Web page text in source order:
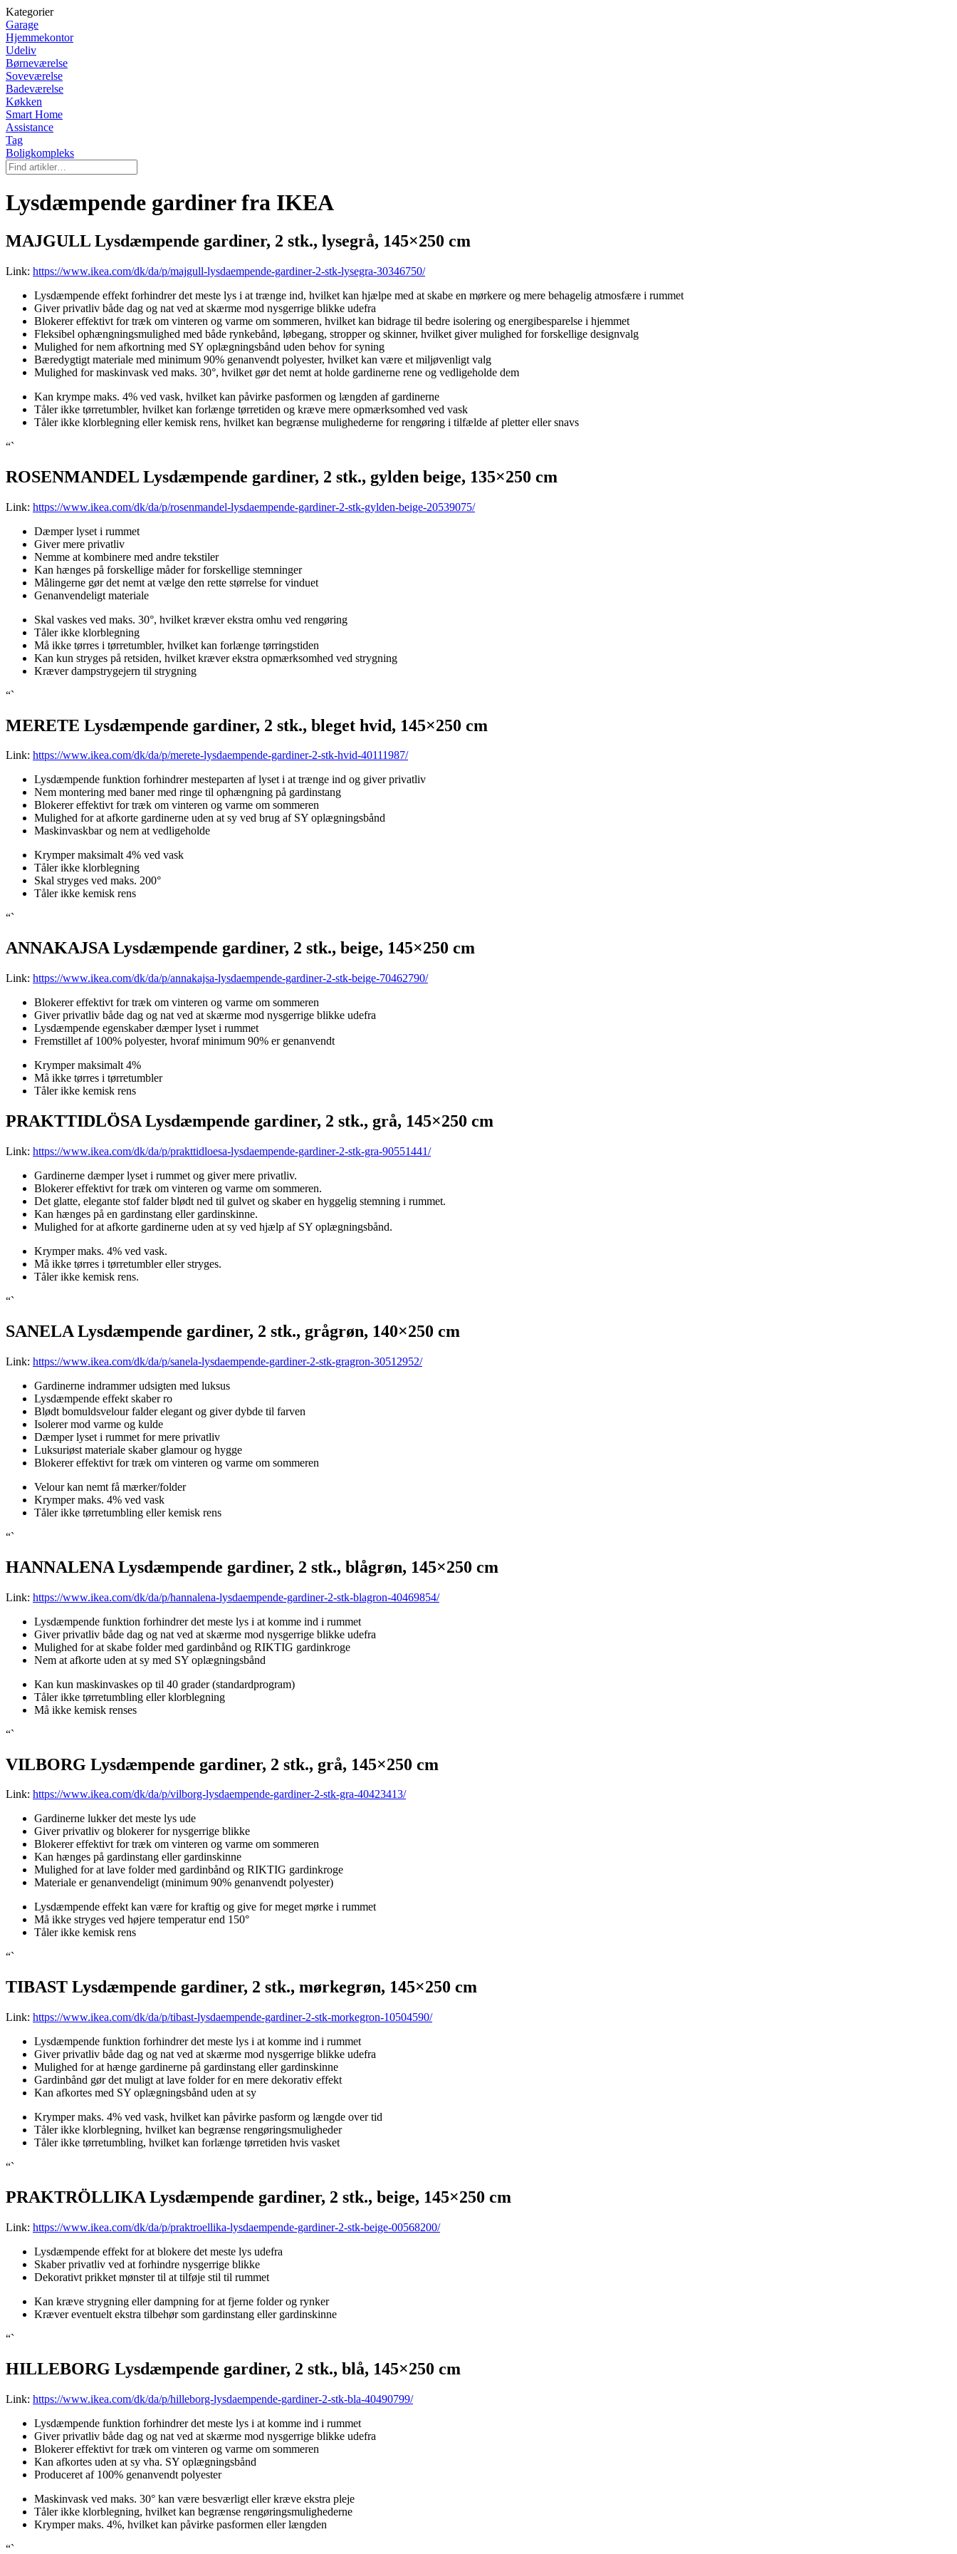
Kategorier
Garage
Hjemmekontor
Udeliv
Børneværelse
Soveværelse
Badeværelse
Køkken
Smart Home
Assistance
Tag
Boligkompleks
Lysdæmpende gardiner fra IKEA
MAJGULL Lysdæmpende gardiner, 2 stk., lysegrå, 145×250 cm
Link: https://www.ikea.com/dk/da/p/majgull-lysdaempende-gardiner-2-stk-lysegra-30346750/
Lysdæmpende effekt forhindrer det meste lys i at trænge ind, hvilket kan hjælpe med at skabe en mørkere og mere behagelig atmosfære i rummet
Giver privatliv både dag og nat ved at skærme mod nysgerrige blikke udefra
Blokerer effektivt for træk om vinteren og varme om sommeren, hvilket kan bidrage til bedre isolering og energibesparelse i hjemmet
Fleksibel ophængningsmulighed med både rynkebånd, løbegang, stropper og skinner, hvilket giver mulighed for forskellige designvalg
Mulighed for nem afkortning med SY oplægningsbånd uden behov for syning
Bæredygtigt materiale med minimum 90% genanvendt polyester, hvilket kan være et miljøvenligt valg
Mulighed for maskinvask ved maks. 30°, hvilket gør det nemt at holde gardinerne rene og vedligeholde dem
Kan krympe maks. 4% ved vask, hvilket kan påvirke pasformen og længden af gardinerne
Tåler ikke tørretumbler, hvilket kan forlænge tørretiden og kræve mere opmærksomhed ved vask
Tåler ikke klorblegning eller kemisk rens, hvilket kan begrænse mulighederne for rengøring i tilfælde af pletter eller snavs
“`
ROSENMANDEL Lysdæmpende gardiner, 2 stk., gylden beige, 135×250 cm
Link: https://www.ikea.com/dk/da/p/rosenmandel-lysdaempende-gardiner-2-stk-gylden-beige-20539075/
Dæmper lyset i rummet
Giver mere privatliv
Nemme at kombinere med andre tekstiler
Kan hænges på forskellige måder for forskellige stemninger
Målingerne gør det nemt at vælge den rette størrelse for vinduet
Genanvendeligt materiale
Skal vaskes ved maks. 30°, hvilket kræver ekstra omhu ved rengøring
Tåler ikke klorblegning
Må ikke tørres i tørretumbler, hvilket kan forlænge tørringstiden
Kan kun stryges på retsiden, hvilket kræver ekstra opmærksomhed ved strygning
Kræver dampstrygejern til strygning
“`
MERETE Lysdæmpende gardiner, 2 stk., bleget hvid, 145×250 cm
Link: https://www.ikea.com/dk/da/p/merete-lysdaempende-gardiner-2-stk-hvid-40111987/
Lysdæmpende funktion forhindrer mesteparten af lyset i at trænge ind og giver privatliv
Nem montering med baner med ringe til ophængning på gardinstang
Blokerer effektivt for træk om vinteren og varme om sommeren
Mulighed for at afkorte gardinerne uden at sy ved brug af SY oplægningsbånd
Maskinvaskbar og nem at vedligeholde
Krymper maksimalt 4% ved vask
Tåler ikke klorblegning
Skal stryges ved maks. 200°
Tåler ikke kemisk rens
“`
ANNAKAJSA Lysdæmpende gardiner, 2 stk., beige, 145×250 cm
Link: https://www.ikea.com/dk/da/p/annakajsa-lysdaempende-gardiner-2-stk-beige-70462790/
Blokerer effektivt for træk om vinteren og varme om sommeren
Giver privatliv både dag og nat ved at skærme mod nysgerrige blikke udefra
Lysdæmpende egenskaber dæmper lyset i rummet
Fremstillet af 100% polyester, hvoraf minimum 90% er genanvendt
Krymper maksimalt 4%
Må ikke tørres i tørretumbler
Tåler ikke kemisk rens
PRAKTTIDLÖSA Lysdæmpende gardiner, 2 stk., grå, 145×250 cm
Link: https://www.ikea.com/dk/da/p/prakttidloesa-lysdaempende-gardiner-2-stk-gra-90551441/
Gardinerne dæmper lyset i rummet og giver mere privatliv.
Blokerer effektivt for træk om vinteren og varme om sommeren.
Det glatte, elegante stof falder blødt ned til gulvet og skaber en hyggelig stemning i rummet.
Kan hænges på en gardinstang eller gardinskinne.
Mulighed for at afkorte gardinerne uden at sy ved hjælp af SY oplægningsbånd.
Krymper maks. 4% ved vask.
Må ikke tørres i tørretumbler eller stryges.
Tåler ikke kemisk rens.
“`
SANELA Lysdæmpende gardiner, 2 stk., grågrøn, 140×250 cm
Link: https://www.ikea.com/dk/da/p/sanela-lysdaempende-gardiner-2-stk-gragron-30512952/
Gardinerne indrammer udsigten med luksus
Lysdæmpende effekt skaber ro
Blødt bomuldsvelour falder elegant og giver dybde til farven
Isolerer mod varme og kulde
Dæmper lyset i rummet for mere privatliv
Luksuriøst materiale skaber glamour og hygge
Blokerer effektivt for træk om vinteren og varme om sommeren
Velour kan nemt få mærker/folder
Krymper maks. 4% ved vask
Tåler ikke tørretumbling eller kemisk rens
“`
HANNALENA Lysdæmpende gardiner, 2 stk., blågrøn, 145×250 cm
Link: https://www.ikea.com/dk/da/p/hannalena-lysdaempende-gardiner-2-stk-blagron-40469854/
Lysdæmpende funktion forhindrer det meste lys i at komme ind i rummet
Giver privatliv både dag og nat ved at skærme mod nysgerrige blikke udefra
Mulighed for at skabe folder med gardinbånd og RIKTIG gardinkroge
Nem at afkorte uden at sy med SY oplægningsbånd
Kan kun maskinvaskes op til 40 grader (standardprogram)
Tåler ikke tørretumbling eller klorblegning
Må ikke kemisk renses
“`
VILBORG Lysdæmpende gardiner, 2 stk., grå, 145×250 cm
Link: https://www.ikea.com/dk/da/p/vilborg-lysdaempende-gardiner-2-stk-gra-40423413/
Gardinerne lukker det meste lys ude
Giver privatliv og blokerer for nysgerrige blikke
Blokerer effektivt for træk om vinteren og varme om sommeren
Kan hænges på gardinstang eller gardinskinne
Mulighed for at lave folder med gardinbånd og RIKTIG gardinkroge
Materiale er genanvendeligt (minimum 90% genanvendt polyester)
Lysdæmpende effekt kan være for kraftig og give for meget mørke i rummet
Må ikke stryges ved højere temperatur end 150°
Tåler ikke kemisk rens
“`
TIBAST Lysdæmpende gardiner, 2 stk., mørkegrøn, 145×250 cm
Link: https://www.ikea.com/dk/da/p/tibast-lysdaempende-gardiner-2-stk-morkegron-10504590/
Lysdæmpende funktion forhindrer det meste lys i at komme ind i rummet
Giver privatliv både dag og nat ved at skærme mod nysgerrige blikke udefra
Mulighed for at hænge gardinerne på gardinstang eller gardinskinne
Gardinbånd gør det muligt at lave folder for en mere dekorativ effekt
Kan afkortes med SY oplægningsbånd uden at sy
Krymper maks. 4% ved vask, hvilket kan påvirke pasform og længde over tid
Tåler ikke klorblegning, hvilket kan begrænse rengøringsmuligheder
Tåler ikke tørretumbling, hvilket kan forlænge tørretiden hvis vasket
“`
PRAKTRÖLLIKA Lysdæmpende gardiner, 2 stk., beige, 145×250 cm
Link: https://www.ikea.com/dk/da/p/praktroellika-lysdaempende-gardiner-2-stk-beige-00568200/
Lysdæmpende effekt for at blokere det meste lys udefra
Skaber privatliv ved at forhindre nysgerrige blikke
Dekorativt prikket mønster til at tilføje stil til rummet
Kan kræve strygning eller dampning for at fjerne folder og rynker
Kræver eventuelt ekstra tilbehør som gardinstang eller gardinskinne
“`
HILLEBORG Lysdæmpende gardiner, 2 stk., blå, 145×250 cm
Link: https://www.ikea.com/dk/da/p/hilleborg-lysdaempende-gardiner-2-stk-bla-40490799/
Lysdæmpende funktion forhindrer det meste lys i at komme ind i rummet
Giver privatliv både dag og nat ved at skærme mod nysgerrige blikke udefra
Blokerer effektivt for træk om vinteren og varme om sommeren
Kan afkortes uden at sy vha. SY oplægningsbånd
Produceret af 100% genanvendt polyester
Maskinvask ved maks. 30° kan være besværligt eller kræve ekstra pleje
Tåler ikke klorblegning, hvilket kan begrænse rengøringsmulighederne
Krymper maks. 4%, hvilket kan påvirke pasformen eller længden
“`